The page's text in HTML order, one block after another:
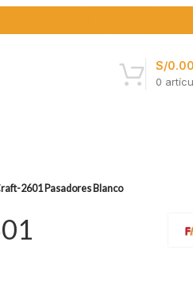
0
S/0.00
2601 Pasadores Blanco